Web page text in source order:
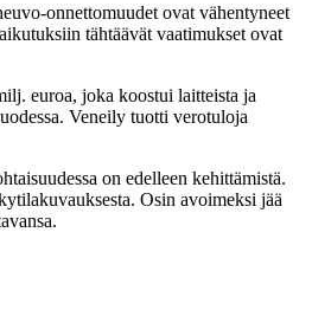
onnettomuudet ovat vähentyneet
tähtäävät vaatimukset ovat
euroa, joka koostui laitteista ja
Veneily tuotti verotuloja
on edelleen kehittämistä.
Osin avoimeksi jää